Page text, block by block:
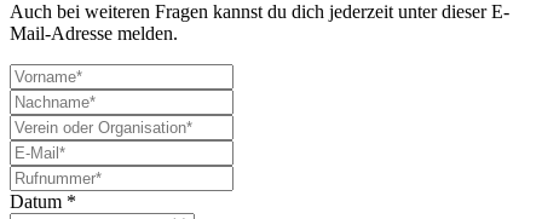
Auch bei weiteren Fragen kannst du dich jederzeit unter dieser E-
Mail-Adresse melden.
Datum *